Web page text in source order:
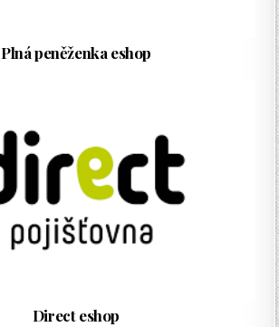
Plná peněženka eshop
Direct eshop